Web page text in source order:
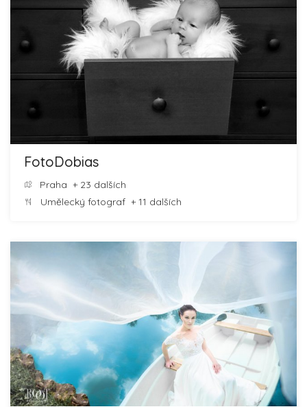
FotoDobias
Praha + 23 dalších
Umělecký fotograf + 11 dalších